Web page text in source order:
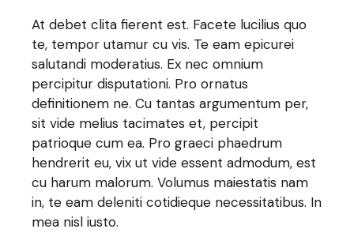
At debet clita fierent est. Facete lucilius quo
te, tempor utamur cu vis. Te eam epicurei
salutandi moderatius. Ex nec omnium
percipitur disputationi. Pro ornatus
definitionem ne. Cu tantas argumentum per,
sit vide melius tacimates et, percipit
patrioque cum ea. Pro graeci phaedrum
hendrerit eu, vix ut vide essent admodum, est
cu harum malorum. Volumus maiestatis nam
in, te eam deleniti cotidieque necessitatibus. In
mea nisl iusto.